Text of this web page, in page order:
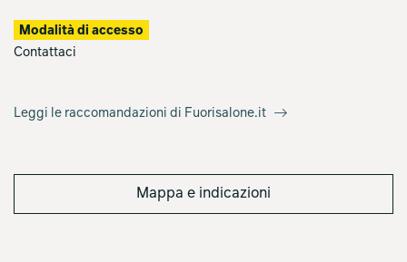
Modalità di accesso
Contattaci
Leggi le raccomandazioni di Fuorisalone.it
Mappa e indicazioni